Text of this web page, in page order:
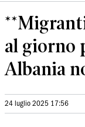
al giorno
Albania
24 luglio 2025 17:56